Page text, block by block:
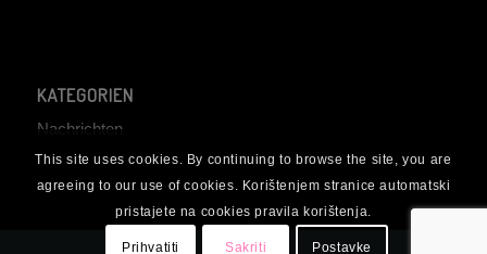
KATEGORIEN
Nachrichten
This site uses cookies. By continuing to browse the site, you are
agreeing to our use of cookies. Korištenjem stranice automatski
pristajete na cookies pravila korištenja.
Prihvatiti Sakriti Postavke